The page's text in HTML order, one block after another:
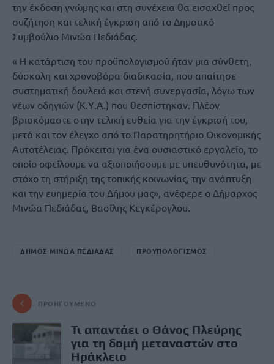
την έκδοση γνώμης και στη συνέχεια θα εισαχθεί προς
συζήτηση και τελική έγκριση από το Δημοτικό
Συμβούλιο Μινώα Πεδιάδας.
« Η κατάρτιση του προϋπολογισμού ήταν μια σύνθετη,
δύσκολη και χρονοβόρα διαδικασία, που απαίτησε
συστηματική δουλειά και στενή συνεργασία, λόγω των
νέων οδηγιών (Κ.Υ.Α.) που θεσπίστηκαν. Πλέον
βρισκόμαστε στην τελική ευθεία για την έγκρισή του,
μετά και τον έλεγχο από το Παρατηρητήριο Οικονομικής
Αυτοτέλειας. Πρόκειται για ένα ουσιαστικό εργαλείο, το
οποίο οφείλουμε να αξιοποιήσουμε με υπευθυνότητα, με
στόχο τη στήριξη της τοπικής κοινωνίας, την ανάπτυξη
και την ευημερία του Δήμου μας», ανέφερε ο Δήμαρχος
Μινώα Πεδιάδας, Βασίλης Κεγκέρογλου.
ΔΗΜΟΣ ΜΙΝΩΑ ΠΕΔΙΑΔΑΣ ΠΡΟΥΠΟΛΟΓΙΣΜΟΣ
ΠΡΟΗΓΟΎΜΕΝΟ
Τι απαντάει ο Θάνος Πλεύρης
για τη δομή μεταναστών στο
Ηράκλειο